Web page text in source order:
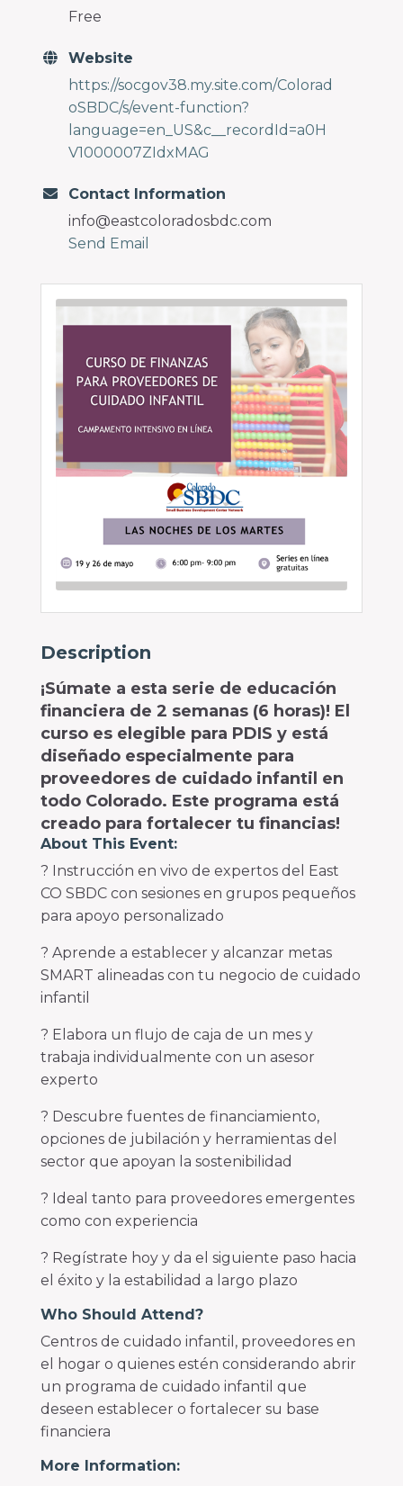
Free
Website
https://socgov38.my.site.com/Colorad
oSBDC/s/event-function?
language=en_US&c__recordId=a0H
V1000007ZIdxMAG
Contact Information
info@eastcoloradosbdc.com
Send Email
Description
¡Súmate a esta serie de educación
financiera de 2 semanas (6 horas)! El
curso es elegible para PDIS y está
diseñado especialmente para
proveedores de cuidado infantil en
todo Colorado. Este programa está
creado para fortalecer tu financias!
About This Event:
? Instrucción en vivo de expertos del East
CO SBDC con sesiones en grupos pequeños
para apoyo personalizado
? Aprende a establecer y alcanzar metas
SMART alineadas con tu negocio de cuidado
infantil
? Elabora un flujo de caja de un mes y
trabaja individualmente con un asesor
experto
? Descubre fuentes de financiamiento,
opciones de jubilación y herramientas del
sector que apoyan la sostenibilidad
? Ideal tanto para proveedores emergentes
como con experiencia
? Regístrate hoy y da el siguiente paso hacia
el éxito y la estabilidad a largo plazo
Who Should Attend?
Centros de cuidado infantil, proveedores en
el hogar o quienes estén considerando abrir
un programa de cuidado infantil que
deseen establecer o fortalecer su base
financiera
More Information: